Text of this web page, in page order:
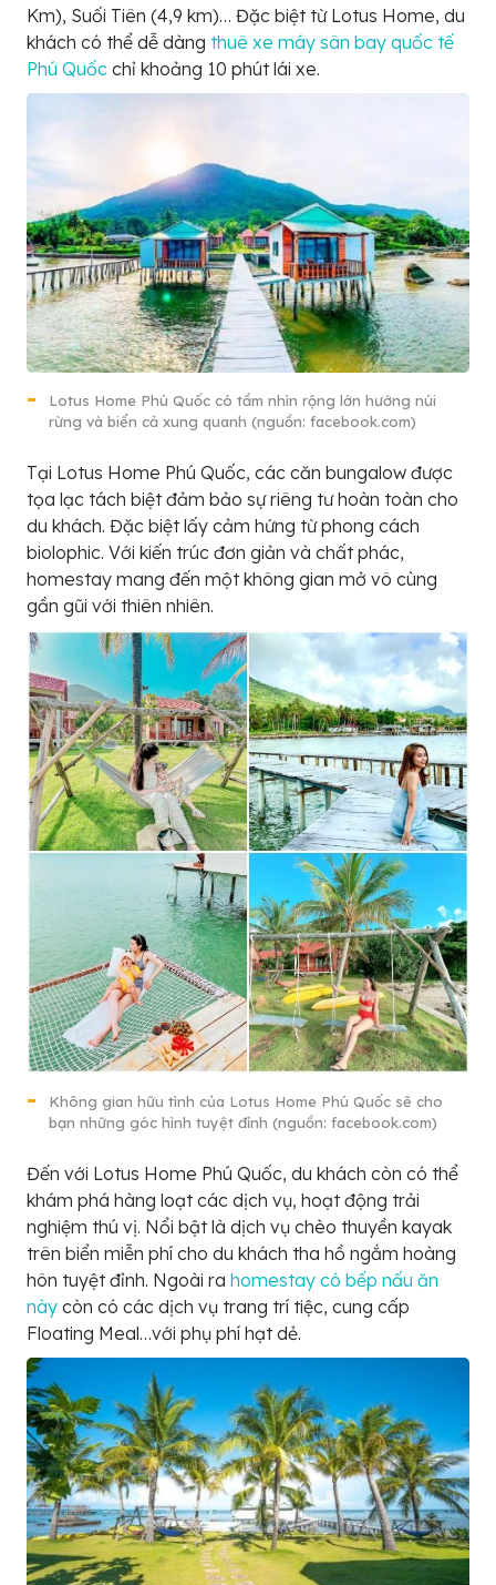
Km), Suối Tiên (4,9 km)… Đặc biệt từ Lotus Home, du
khách có thể dễ dàng thuê xe máy sân bay quốc tế
Phú Quốc chỉ khoảng 10 phút lái xe.
Lotus Home Phú Quốc có tầm nhìn rộng lớn hướng núi
rừng và biển cả xung quanh (nguồn: facebook.com)
Tại Lotus Home Phú Quốc, các căn bungalow được
tọa lạc tách biệt đảm bảo sự riêng tư hoàn toàn cho
du khách. Đặc biệt lấy cảm hứng từ phong cách
biolophic. Với kiến trúc đơn giản và chất phác,
homestay mang đến một không gian mở vô cùng
gần gũi với thiên nhiên.
Không gian hữu tình của Lotus Home Phú Quốc sẽ cho
bạn những góc hình tuyệt đỉnh (nguồn: facebook.com)
Đến với Lotus Home Phú Quốc, du khách còn có thể
khám phá hàng loạt các dịch vụ, hoạt động trải
nghiệm thú vị. Nổi bật là dịch vụ chèo thuyền kayak
trên biển miễn phí cho du khách tha hồ ngắm hoàng
hôn tuyệt đỉnh. Ngoài ra homestay có bếp nấu ăn
này còn có các dịch vụ trang trí tiệc, cung cấp
Floating Meal…với phụ phí hạt dẻ.